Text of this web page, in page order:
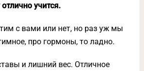
учится.
с вами или нет, но раз уж мы
про гормоны, то ладно.
и лишний вес. Отличное